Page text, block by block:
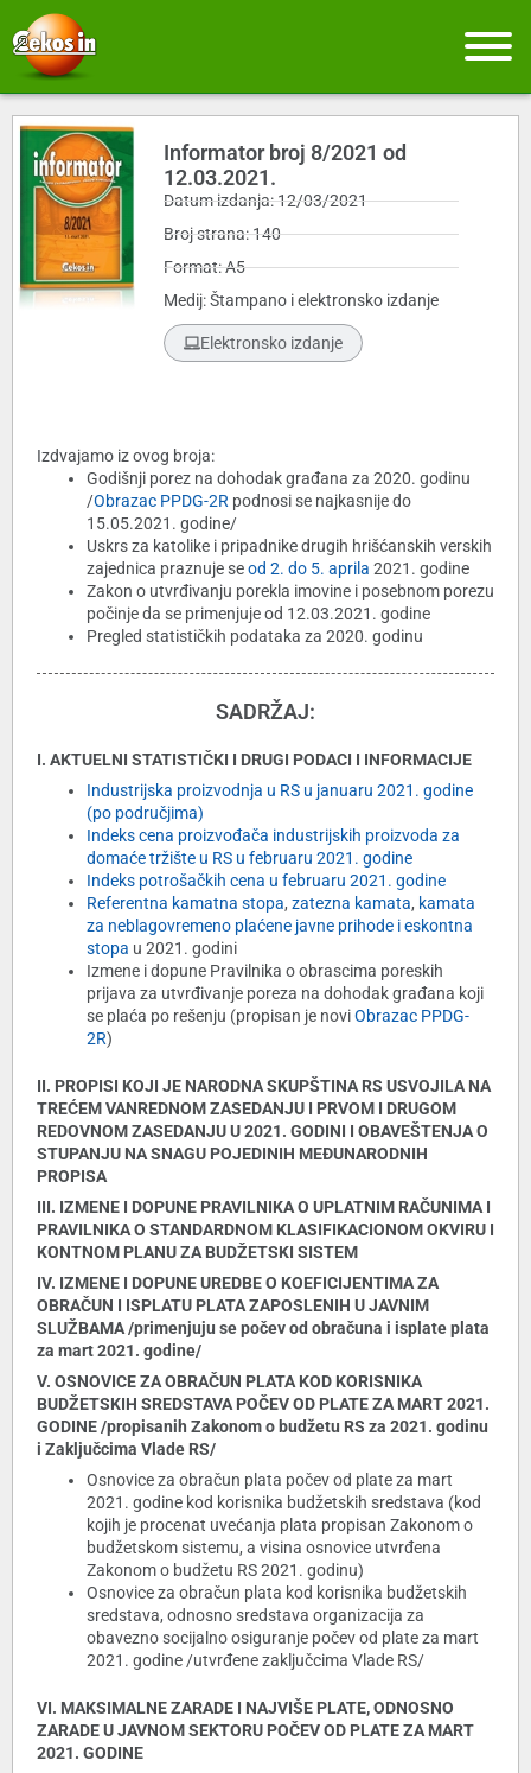
Informator broj 8/2021 od
12.03.2021.
Datum izdanja: 12/03/2021
Broj strana: 140
Format: A5
Medij: Štampano i elektronsko izdanje
Elektronsko izdanje
Izdvajamo iz ovog broja:
Godišnji porez na dohodak građana za 2020. godinu
/Obrazac PPDG-2R podnosi se najkasnije do
15.05.2021. godine/
Uskrs za katolike i pripadnike drugih hrišćanskih verskih
zajednica praznuje seod 2. do 5. aprila 2021. godine
Zakon o utvrđivanju porekla imovine i posebnom porezu
počinje da se primenjuje od 12.03.2021. godine
Pregled statističkih podataka za 2020. godinu
SADRŽAJ:
I. AKTUELNI STATISTIČKI I DRUGI PODACI I INFORMACIJE
Industrijska proizvodnja u RS u januaru 2021. godine
(po područjima)
Indeks cena proizvođača industrijskih proizvoda za
domaće tržište u RS u februaru 2021. godine
Indeks potrošačkih cena u februaru 2021. godine
Referentna kamatna stopa, zatezna kamata, kamata
za neblagovremeno plaćene javne prihode i eskontna
stopa u 2021. godini
Izmene i dopune Pravilnika o obrascima poreskih
prijava za utvrđivanje poreza na dohodak građana koji
se plaća po rešenju (propisan je noviObrazac PPDG-
2R)
II. PROPISI KOJI JE NARODNA SKUPŠTINA RS USVOJILA NA
TREĆEM VANREDNOM ZASEDANJU I PRVOM I DRUGOM
REDOVNOM ZASEDANJU U 2021. GODINI I OBAVEŠTENJA O
STUPANJU NA SNAGU POJEDINIH MEĐUNARODNIH
PROPISA
III. IZMENE I DOPUNE PRAVILNIKA O UPLATNIM RAČUNIMA I
PRAVILNIKA O STANDARDNOM KLASIFIKACIONOM OKVIRU I
KONTNOM PLANU ZA BUDŽETSKI SISTEM
IV. IZMENE I DOPUNE UREDBE O KOEFICIJENTIMA ZA
OBRAČUN I ISPLATU PLATA ZAPOSLENIH U JAVNIM
SLUŽBAMA /primenjuju se počev od obračuna i isplate plata
za mart 2021. godine/
V. OSNOVICE ZA OBRAČUN PLATA KOD KORISNIKA
BUDŽETSKIH SREDSTAVA POČEV OD PLATE ZA MART 2021.
GODINE /propisanih Zakonom o budžetu RS za 2021. godinu
i Zaključcima Vlade RS/
Osnovice za obračun plata počev od plate za mart
2021. godine kod korisnika budžetskih sredstava (kod
kojih je procenat uvećanja plata propisan Zakonom o
budžetskom sistemu, a visina osnovice utvrđena
Zakonom o budžetu RS 2021. godinu)
Osnovice za obračun plata kod korisnika budžetskih
sredstava, odnosno sredstava organizacija za
obavezno socijalno osiguranje počev od plate za mart
2021. godine /utvrđene zaključcima Vlade RS/
VI. MAKSIMALNE ZARADE I NAJVIŠE PLATE, ODNOSNO
ZARADE U JAVNOM SEKTORU POČEV OD PLATE ZA MART
2021. GODINE